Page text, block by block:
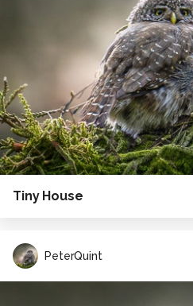
Tiny House
PeterQuint